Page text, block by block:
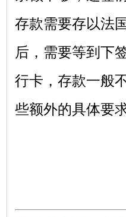
存款需要存以法
后，需要等到下
行卡，存款一般
些额外的具体要求